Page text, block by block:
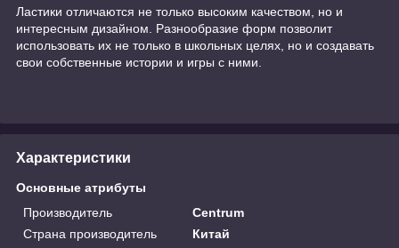
Ластики отличаются не только высоким качеством, но и
интересным дизайном. Разнообразие форм позволит
использовать их не только в школьных целях, но и создавать
свои собственные истории и игры с ними.
Характеристики
Основные атрибуты
Производитель
Centrum
Страна производитель
Китай